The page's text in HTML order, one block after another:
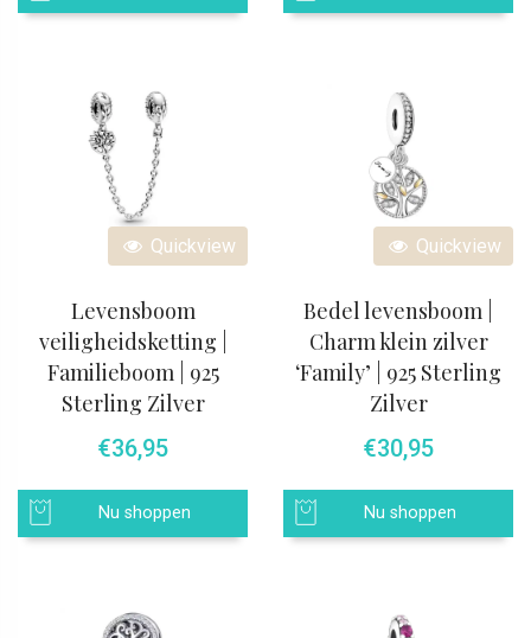
Quickview
Levensboom
veiligheidsketting |
Familieboom | 925
Sterling Zilver
€36,95
Nu shoppen
Quickview
Bedel levensboom |
Charm klein zilver
‘Family’ | 925 Sterling
Zilver
€30,95
Nu shoppen